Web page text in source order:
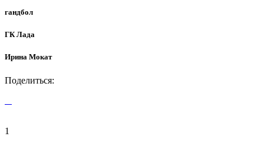
гандбол
ГК Лада
Ирина Мокат
Поделиться:
1